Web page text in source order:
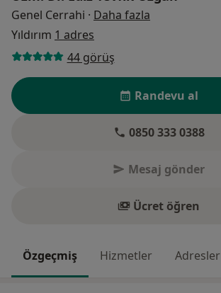
Genel Cerrahi · Daha fazla
Yıldırım 1 adres
44 görüş
Randevu al
0850 333 0388
Mesaj gönder
Ücret öğren
Özgeçmiş Hizmetler Adresler